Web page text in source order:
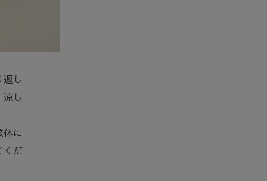
し
し
に
くだ